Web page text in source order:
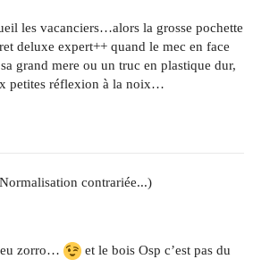
les vacanciers…alors la grosse pochette
deluxe expert++ quand le mec en face
grand mere ou un truc en plastique dur,
petites réflexion à la noix…
contrariée...)
zorro…
et le bois Osp c’est pas du